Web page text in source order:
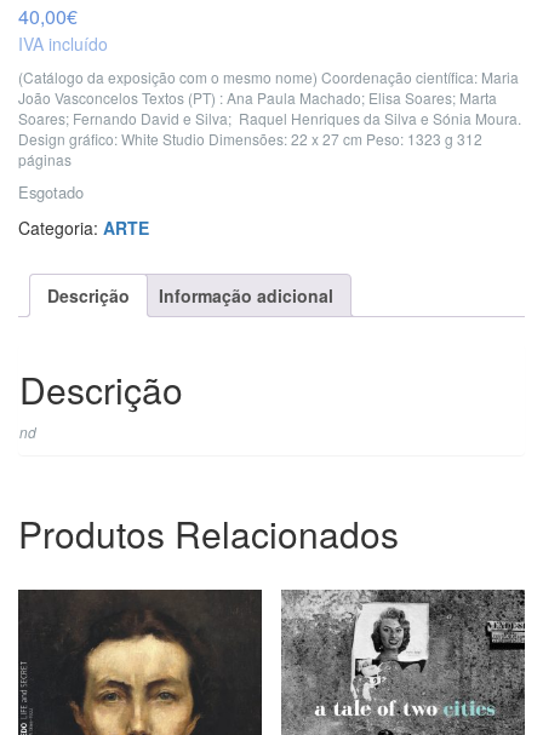
40,00€
IVA incluído
(Catálogo da exposição com o mesmo nome) Coordenação científica: Maria
João VasconcelosTextos (PT) : Ana Paula Machado; Elisa Soares; Marta
Soares; Fernando David e Silva; Raquel Henriques da Silva e Sónia Moura.
Design gráfico: White Studio Dimensões: 22 x 27 cm Peso: 1323 g 312
páginas
Esgotado
Categoria: ARTE
Descrição Informação adicional
Descrição
nd
Produtos Relacionados